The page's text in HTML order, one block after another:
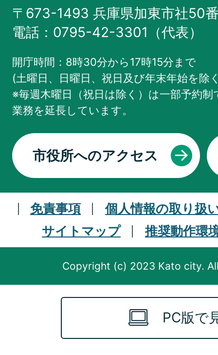
〒673-1493 兵庫県加東市社50
電話：0795-42-3301（代表）
開庁時間：8時30分から17時15分まで
(土曜日、日曜日、祝日及び年末年始を除
※毎週木曜日（祝日は除く）は一部予約
業務を延長しています。
市役所へのアクセス
免責事項
個人情報の取り扱
サイトマップ
推奨動作環
Copyright (c) 2023 Kato city.
PC版で